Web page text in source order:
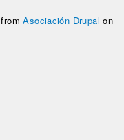
fromAsociación Drupal on